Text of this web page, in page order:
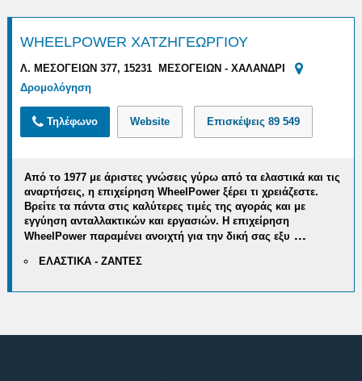
WHEELPOWER ΧΑΤΖΗΓΕΩΡΓΙΟΥ
Λ. ΜΕΣΟΓΕΙΩΝ 377, 15231 ΜΕΣΟΓΕΙΩΝ - ΧΑΛΑΝΔΡΙ
Δρομολόγηση
Τηλέφωνο Website Επισκέψεις89 549
Από το 1977 με άριστες γνώσεις γύρω από τα ελαστικά και τις
αναρτήσεις, η επιχείρηση WheelPower ξέρει τι χρειάζεστε.
Βρείτε τα πάντα στις καλύτερες τιμές της αγοράς και με
εγγύηση ανταλλακτικών και εργασιών. Η επιχείρηση
WheelPower παραμένει ανοιχτή για την δική σας εξυ ...
ΕΛΑΣΤΙΚΑ - ΖΑΝΤΕΣ